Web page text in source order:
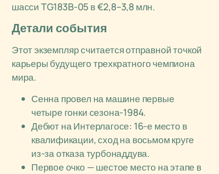
шасси TG183B-05 в €2,8–3,8 млн.
Детали события
Этот экземпляр считается отправной точкой
карьеры будущего трехкратного чемпиона
мира.
Сенна провел на машине первые
четыре гонки сезона-1984.
Дебют на Интерлагосе: 16-е место в
квалификации, сход на восьмом круге
из-за отказа турбонаддува.
Первое очко — шестое место на этапе в